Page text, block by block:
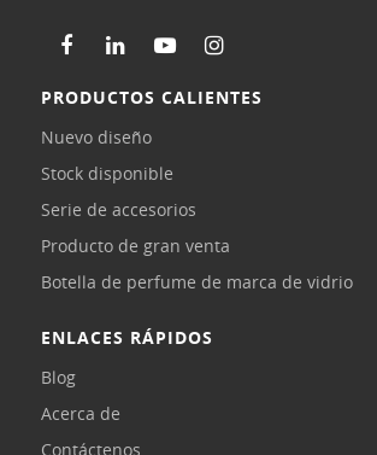
PRODUCTOS CALIENTES
Nuevo diseño
Stock disponible
Serie de accesorios
Producto de gran venta
Botella de perfume de marca de vidrio
ENLACES RÁPIDOS
Blog
Acerca de
Contáctenos